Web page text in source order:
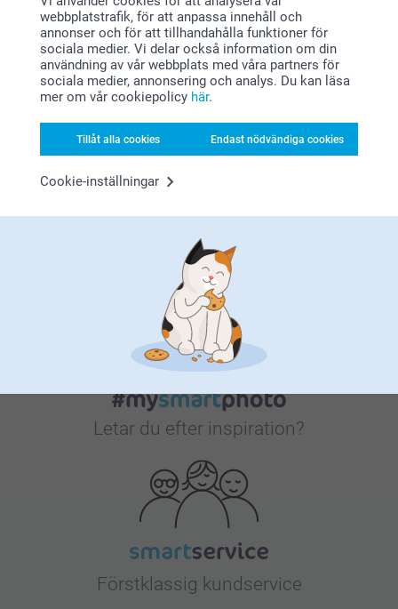
webbplatstrafik, för att anpassa innehåll och
annonser och för att tillhandahålla funktioner för
sociala medier. Vi delar också information om din
användning av vår webbplats med våra partners för
sociala medier, annonsering och analys. Du kan läsa
mer om vår cookiepolicy här.
Tillåt alla cookies Endast nödvändiga cookies
Cookie-inställningar
Bonus på alla dina köp
Letar du efter inspiration?
Förstklassig kundservice